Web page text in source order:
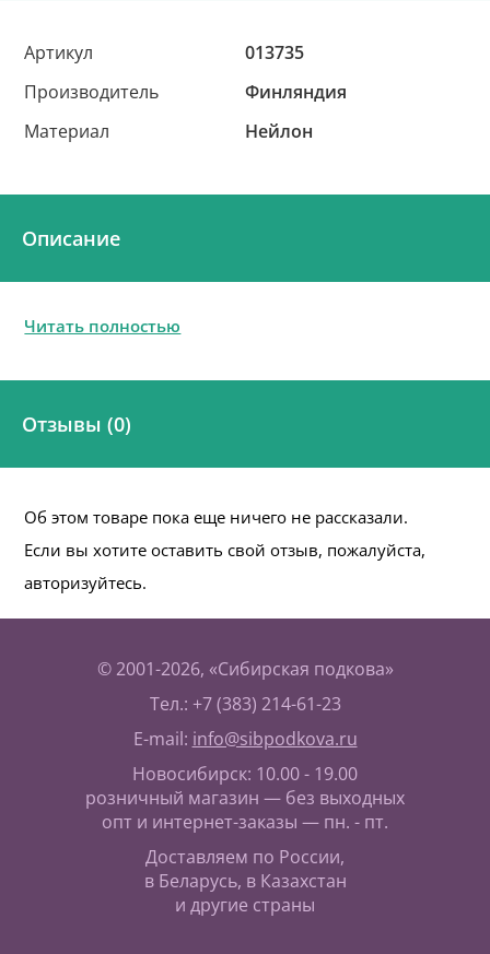
Артикул
013735
Производитель
Финляндия
Материал
Нейлон
Описание
Читать полностью
Отзывы (0)
Об этом товаре пока еще ничего не рассказали.
Если вы хотите оставить свой отзыв, пожалуйста,
авторизуйтесь.
© 2001-2026, «Сибирская подкова»
Тел.: +7 (383) 214-61-23
E-mail: info@sibpodkova.ru
Новосибирск: 10.00 - 19.00
розничный магазин — без выходных
опт и интернет-заказы — пн. - пт.
Доставляем по России,
в Беларусь, в Казахстан
и другие страны